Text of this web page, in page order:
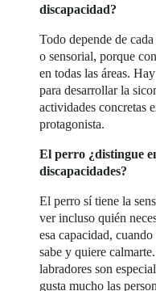
discapacidad?
Todo depende de
o sensorial, porque
en todas las áreas.
para desarrollar la
actividades concretas
protagonista.
El perro ¿distingue
discapacidades?
El perro sí tiene la
ver incluso quién
esa capacidad,
sabe y quiere
labradores son
gusta mucho las